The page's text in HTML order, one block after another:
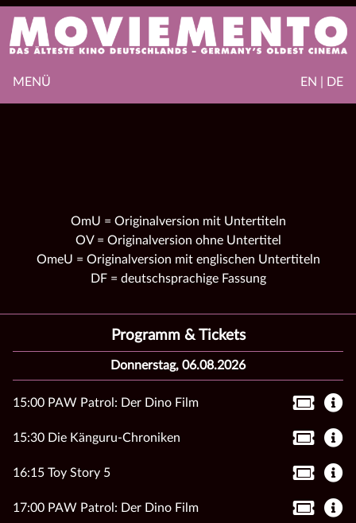
EN | DE
MENÜ
OmU = Originalversion mit Untertiteln
OV = Originalversion ohne Untertitel
OmeU = Originalversion mit englischen Untertiteln
DF = deutschsprachige Fassung
Programm & Tickets
Donnerstag, 06.08.2026
15:00 PAW Patrol: Der Dino Film
15:30 Die Känguru-Chroniken
16:15 Toy Story 5
17:00 PAW Patrol: Der Dino Film